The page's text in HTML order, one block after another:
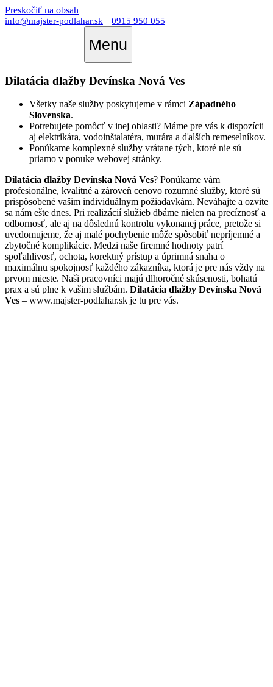
Preskočiť na obsah
info@majster-podlahar.sk 0915 950 055
Menu
Dilatácia dlažby Devínska Nová Ves
Všetky naše služby poskytujeme v rámci Západného
Slovenska.
Potrebujete pomôcť v inej oblasti? Máme pre vás k dispozícii
aj elektrikára, vodoinštalatéra, murára a ďalších remeselníkov.
Ponúkame komplexné služby vrátane tých, ktoré nie sú
priamo v ponuke webovej stránky.
Dilatácia dlažby Devínska Nová Ves? Ponúkame vám
profesionálne, kvalitné a zároveň cenovo rozumné služby, ktoré sú
prispôsobené vašim individuálnym požiadavkám. Neváhajte a ozvite
sa nám ešte dnes. Pri realizácií služieb dbáme nielen na precíznosť a
odbornosť, ale aj na dôslednú kontrolu vykonanej práce, pretože si
uvedomujeme, že aj malé pochybenie môže spôsobiť nepríjemné a
zbytočné komplikácie. Medzi naše firemné hodnoty patrí
spoľahlivosť, ochota, korektný prístup a úprimná snaha o
maximálnu spokojnosť každého zákazníka, ktorá je pre nás vždy na
prvom mieste. Naši pracovníci majú dlhoročné skúsenosti, bohatú
prax a sú plne k vašim službám. Dilatácia dlažby Devínska Nová
Ves – www.majster-podlahar.sk je tu pre vás.